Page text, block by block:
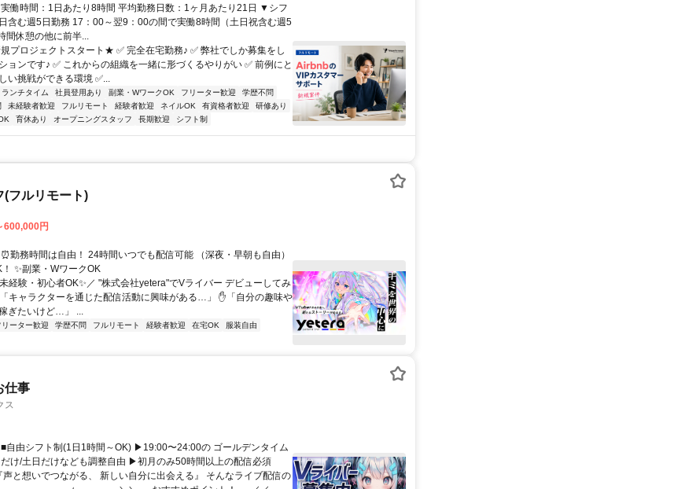
働時間：1日あたり8時間 平均勤務日数：1ヶ月あたり21日 ▼シフ
含む週5日勤務 17：00～翌9：00の間で実働8時間（土日祝含む週5
間休憩の他に前半...
プロジェクトスタート★ ✅ 完全在宅勤務♪ ✅ 弊社でしか募集をし
ョンです♪ ✅ これからの組織を一緒に形づくるやりがい ✅ 前例にと
い挑戦ができる環境 ✅...
ランチタイム 社員登用あり 副業・WワークOK フリーター歓迎
学歴不問
未経験者歓迎 フルリモート 経験者歓迎 ネイルOK 有資格者歓迎
研修あり
育休あり オープニングスタッフ 長期歓迎 シフト制
(フルリモート)
600,000円
勤務時間は自由！ 24時間いつでも配信可能 （深夜・早朝も自由）
✨副業・WワークOK
経験・初心者OK✨／ "株式会社yetera"でVライバー デビューしてみ
キャラクターを通じた配信活動に興味がある…」 ✋「自分の趣味や
ぎたいけど…」 ...
リーター歓迎 学歴不問 フルリモート 経験者歓迎 在宅OK
服装自由
仕事
ス
自由シフト制(1日1時間～OK) ▶19:00〜24:00の ゴールデンタイム
け/土日だけなども調整自由 ▶初月のみ50時間以上の配信必須
声と想いでつながる、 新しい自分に出会える』 そんなライブ配信の